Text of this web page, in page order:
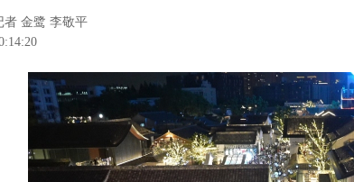
者 金鹭 李敬平